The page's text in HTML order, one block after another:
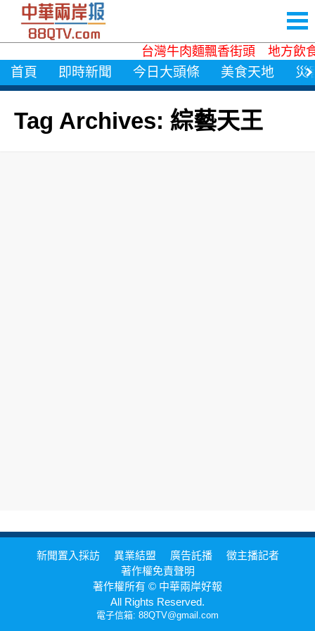
台灣牛肉麵飄香街頭 地方飲
首頁 即時新聞 今日大頭條 美食天地 災
Tag Archives: 綜藝天王
新聞置入採訪 異業結盟 廣告託播
徵主播記者
著作權免責聲明
著作權所有 © 中華兩岸好報
All Rights Reserved.
電子信箱: 88QTV@gmail.com